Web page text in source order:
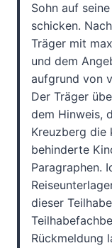
Sohn auf
schicken.
Träger mit
und dem
aufgrund von
Der Träger
dem Hinweis,
Kreuzberg die
behinderte
Paragraphen.
dieser
Rückmeldung